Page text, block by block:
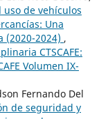
de vehículos
Una
2024) ,
CTSCAFE:
Volumen IX-
Fernando Del
de seguridad y